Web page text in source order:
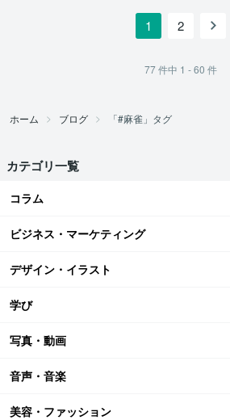
1 2
77件中 1 - 60 件
ホーム ブログ 「#麻雀」タグ
カテゴリ一覧
コラム
ビジネス・マーケティング
デザイン・イラスト
学び
写真・動画
音声・音楽
美容・ファッション